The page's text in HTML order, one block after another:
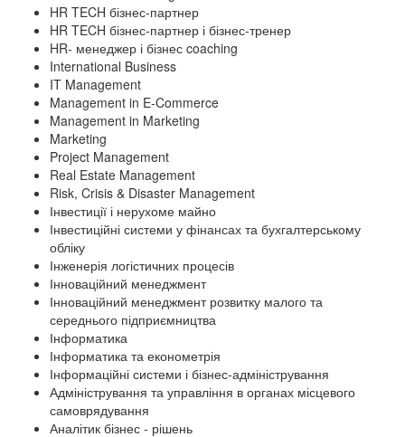
HR TECH бізнес-партнер
HR TECH бізнес-партнер і бізнес-тренер
HR- менеджер і бізнес coaching
International Business
IT Management
Management in E-Commerce
Management in Marketing
Marketing
Project Management
Real Estate Management
Risk, Crisis & Disaster Management
Інвестиції і нерухоме майно
Інвестиційні системи у фінансах та бухгалтерському
обліку
Інженерія логістичних процесів
Інноваційний менеджмент
Інноваційний менеджмент розвитку малого та
середнього підприємництва
Інформатика
Інформатика та економетрія
Інформаційні системи і бізнес-адміністрування
Адміністрування та управління в органах місцевого
самоврядування
Аналітик бізнес - рішень